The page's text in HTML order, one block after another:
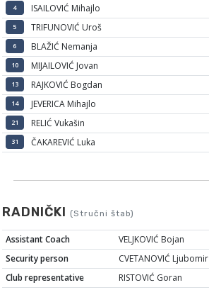
4 ISAILOVIĆ Mihajlo
5 TRIFUNOVIĆ Uroš
6 BLAŽIĆ Nemanja
10 MIJAILOVIĆ Jovan
13 RAJKOVIĆ Bogdan
14 JEVERICA Mihajlo
21 RELIĆ Vukašin
31 ČAKAREVIĆ Luka
RADNIČKI (Stručni štab)
Assistant Coach
VELJKOVIĆ Bojan
Security person
CVETANOVIĆ Ljubomir
Club representative
RISTOVIĆ Goran